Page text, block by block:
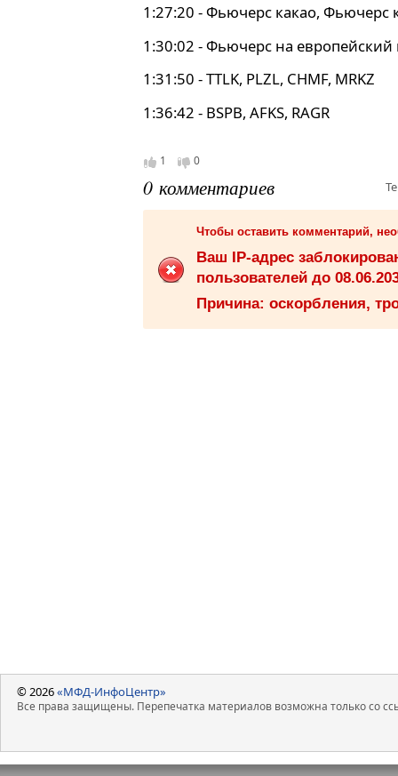
1:27:20 - Фьючерс какао, Фьючерс
1:30:02 - Фьючерс на европейский
1:31:50 - TTLK, PLZL, CHMF, MRKZ
1:36:42 - BSPB, AFKS, RAGR
1 0
0 комментариев
Чтобы оставить комментарий,
Ваш IP-адрес
пользователей до
Причина: оскорбления,
© 2026«МФД-ИнфоЦентр»
Все права защищены. Перепечатка материалов возможна только со